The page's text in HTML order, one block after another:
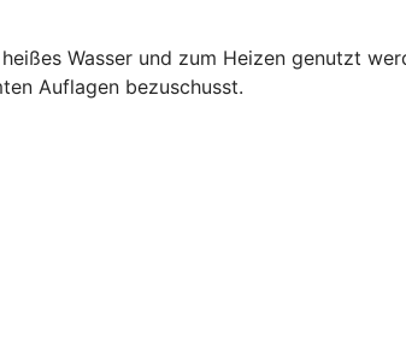
Wasser und zum Heizen genutzt
Auflagen bezuschusst.